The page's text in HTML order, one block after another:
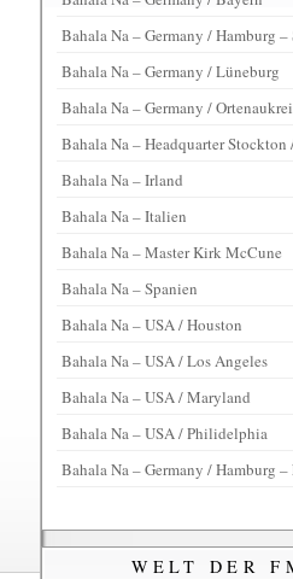
Bahala Na – Germany / Hamburg –
Bahala Na – Germany / Lüneburg
Bahala Na – Germany /
Bahala Na – Headquarter Stockton
Bahala Na – Irland
Bahala Na – Italien
Bahala Na – Master Kirk McCune
Bahala Na – Spanien
Bahala Na – USA / Houston
Bahala Na – USA / Los Angeles
Bahala Na – USA / Maryland
Bahala Na – USA / Philidelphia
Bahala Na – Germany / Hamburg
WELT DER